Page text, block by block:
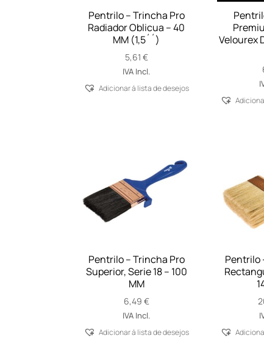
Pentrilo – Trincha Pro
Radiador Oblicua – 40
MM (1,5´´)
5,61 €
IVA Incl.
Adicionar á lista de desejos
Velourex
Pentrilo – Trincha Pro
Superior, Serie 18 – 100
MM
6,49 €
IVA Incl.
Adicionar á lista de desejos
Pentrilo